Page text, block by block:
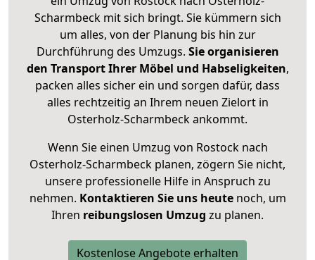
Scharmbeck mit sich bringt. Sie kümmern sich
um alles, von der Planung bis hin zur
Durchführung des Umzugs. Sie organisieren
den Transport Ihrer Möbel und Habseligkeiten,
packen alles sicher ein und sorgen dafür, dass
alles rechtzeitig an Ihrem neuen Zielort in
Osterholz-Scharmbeck ankommt.
Wenn Sie einen Umzug von Rostock nach
Osterholz-Scharmbeck planen, zögern Sie nicht,
unsere professionelle Hilfe in Anspruch zu
nehmen. Kontaktieren Sie uns heutenoch, um
Ihren reibungslosen Umzug zu planen.
Kostenlose Angebote erhalten